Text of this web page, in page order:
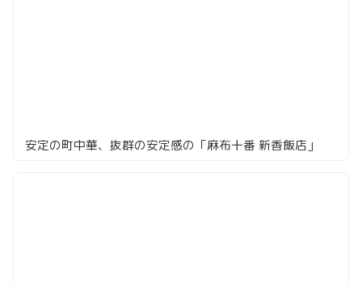
安定の町中華、抜群の安定感の「麻布十番 新香飯店」